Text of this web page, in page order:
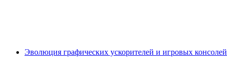
Эволюция графических ускорителей и игровых консолей